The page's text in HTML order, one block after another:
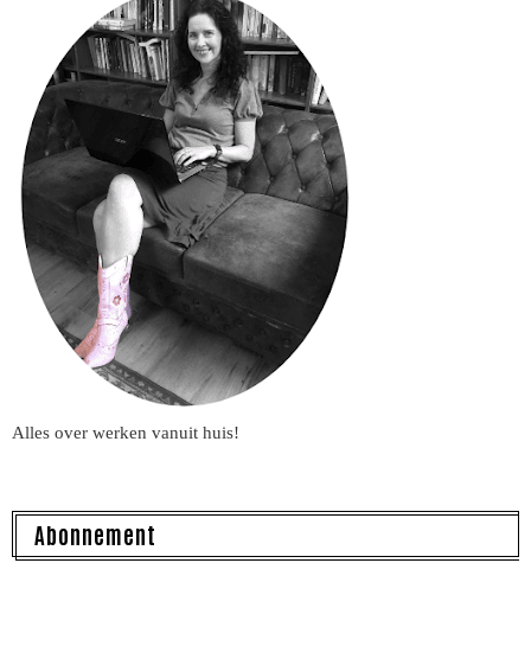
Alles over werken vanuit huis!
Abonnement